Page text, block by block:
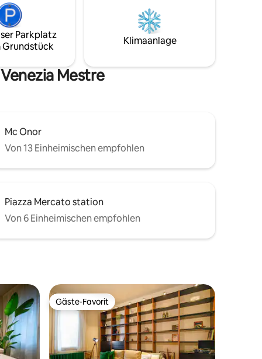
eine
uns
dass
Flughafen mit Shuttle vom Bahnhof vor
Verona / 35 min von Treviso. In der Nähe
von Supermarkt, Apotheken und
Restaurants.
Parkplatz
Grundstück
Klimaanlage
Mestre
Mc Onor
Von 13 Einheimischen empfohlen
Piazza Mercato station
Von 6 Einheimischen empfohlen
Gäste-Favorit
Gäste-Favorit